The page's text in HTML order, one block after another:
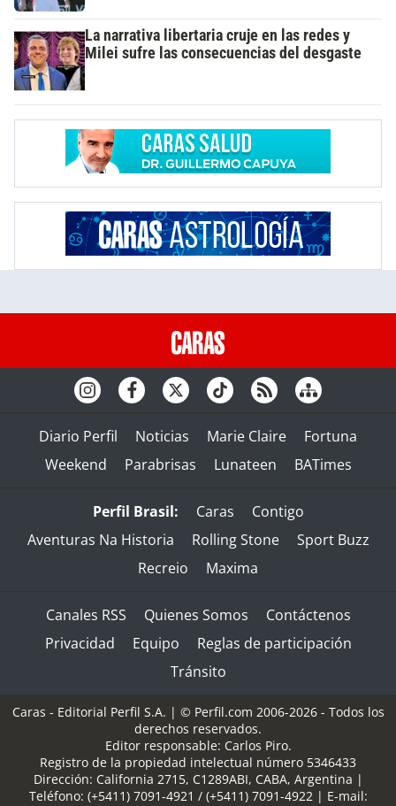
La narrativa libertaria cruje en las redes y
Milei sufre las consecuencias del desgaste
Diario Perfil Noticias Marie Claire
Fortuna
Weekend
Parabrisas Lunateen BATimes
Perfil Brasil: Caras
Contigo
Aventuras Na Historia
Rolling Stone
Sport Buzz
Recreio
Maxima
Canales RSS Quienes Somos
Contáctenos
Privacidad
Equipo
Reglas de participación
Tránsito
Caras - Editorial Perfil S.A. | © Perfil.com 2006-2026 - Todos los
derechos reservados.
Editor responsable: Carlos Piro.
Registro de la propiedad intelectual número 5346433
Dirección: California 2715, C1289ABI, CABA, Argentina |
Teléfono: (+5411) 7091-4921 / (+5411) 7091-4922 | E-mail: